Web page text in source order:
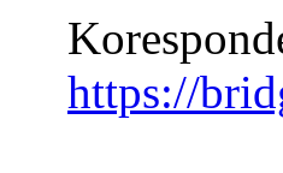
https://